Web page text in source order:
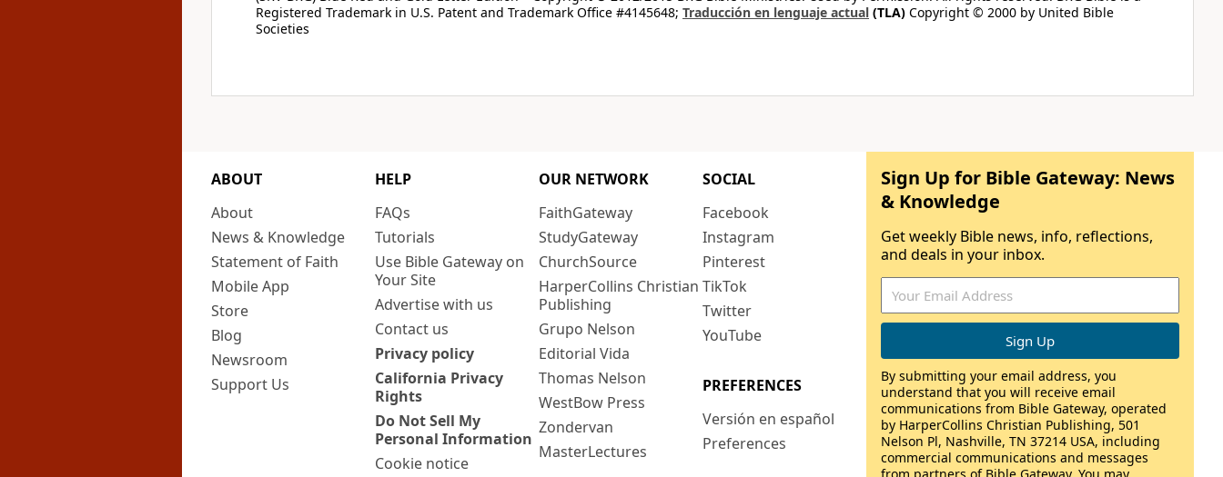
Registered Trademark in U.S. Patent and Trademark Office #4145648; Traducción en lenguaje actual (TLA) Copyright © 2000 by United Bible
Societies
ABOUT
About
News & Knowledge
Statement of Faith
Mobile App
Store
Blog
Newsroom
Support Us
HELP
FAQs
Tutorials
Use Bible Gateway on
Your Site
Advertise with us
Contact us
Privacy policy
California Privacy
Rights
Do Not Sell My
Personal Information
Cookie notice
OUR NETWORK
FaithGateway
StudyGateway
ChurchSource
HarperCollins Christian
Publishing
Grupo Nelson
Editorial Vida
Thomas Nelson
WestBow Press
Zondervan
MasterLectures
SOCIAL
Facebook
Instagram
Pinterest
TikTok
Twitter
YouTube
PREFERENCES
Versión en español
Preferences
Sign Up for Bible Gateway: News
& Knowledge
Get weekly Bible news, info, reflections,
and deals in your inbox.
By submitting your email address, you
understand that you will receive email
communications from Bible Gateway, operated
by HarperCollins Christian Publishing, 501
Nelson Pl, Nashville, TN 37214 USA, including
commercial communications and messages